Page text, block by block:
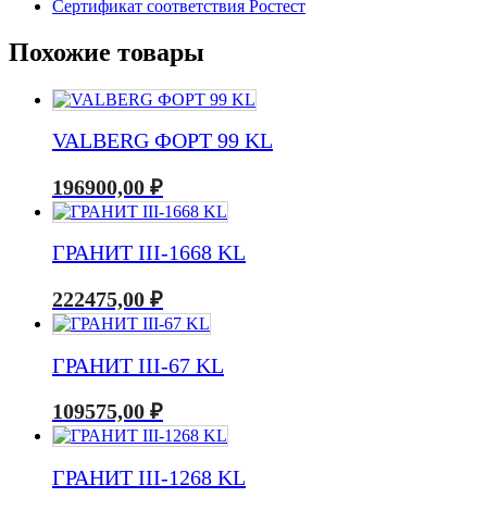
Сертификат соответствия Ростест
Похожие товары
VALBERG ФОРТ 99 KL
196900,00 ₽
ГРАНИТ III-1668 KL
222475,00 ₽
ГРАНИТ III-67 KL
109575,00 ₽
ГРАНИТ III-1268 KL